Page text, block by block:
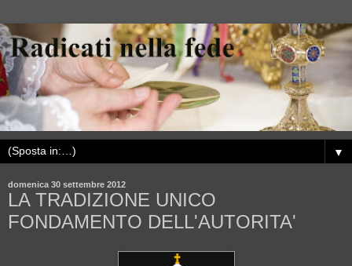
▼
domenica 30 settembre 2012
LA TRADIZIONE UNICO
FONDAMENTO DELL'AUTORITA'